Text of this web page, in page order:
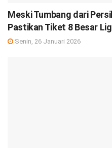
Meski Tumbang dari
Pastikan Tiket 8 Besar
Senin, 26 Januari 2026